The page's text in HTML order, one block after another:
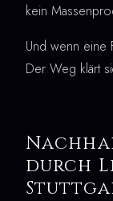
kein
Und wenn eine
Der Weg klärt
durch